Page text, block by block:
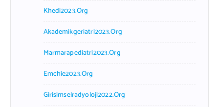
Khedi2023.org
Akademikgeriatri2023.org
Marmarapediatri2023.org
Emchie2023.org
Girisimselradyoloji2022.org